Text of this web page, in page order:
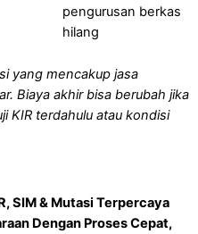
pengurusan berkas
hilang
yang mencakup jasa
Biaya akhir bisa berubah jika
KIR terdahulu atau kondisi
SIM & Mutasi Terpercaya
Dengan Proses Cepat,